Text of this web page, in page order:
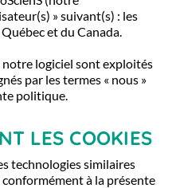
» suivant(s) : les
et du Canada.
logiciel sont exploités
par les termes « nous »
politique.
LES COOKIES
technologies similaires
à la présente